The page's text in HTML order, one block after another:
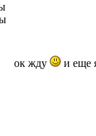
ок жду и еще